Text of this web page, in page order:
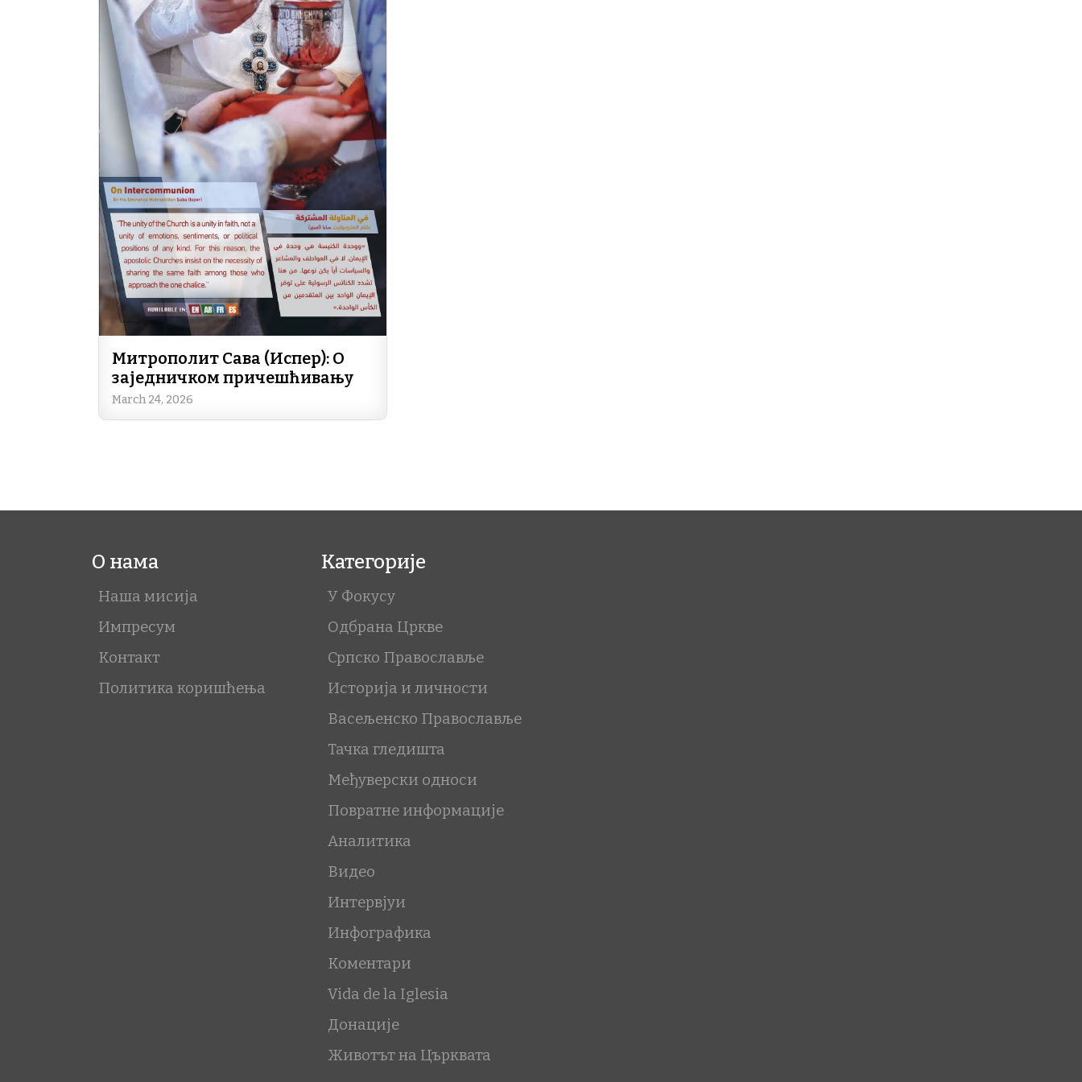
Митрополит Сава (Испер): О
заједничком причешћивању
March 24, 2026
О нама
Наша мисија
Импресум
Контакт
Политика коришћења
Категорије
У Фокусу
Одбрана Цркве
Српско Православље
Историја и личности
Васељенско Православље
Тачка гледишта
Међуверски односи
Повратне информације
Аналитика
Видео
Интервјуи
Инфографика
Коментари
Vida de la Iglesia
Донације
Животът на Църквата